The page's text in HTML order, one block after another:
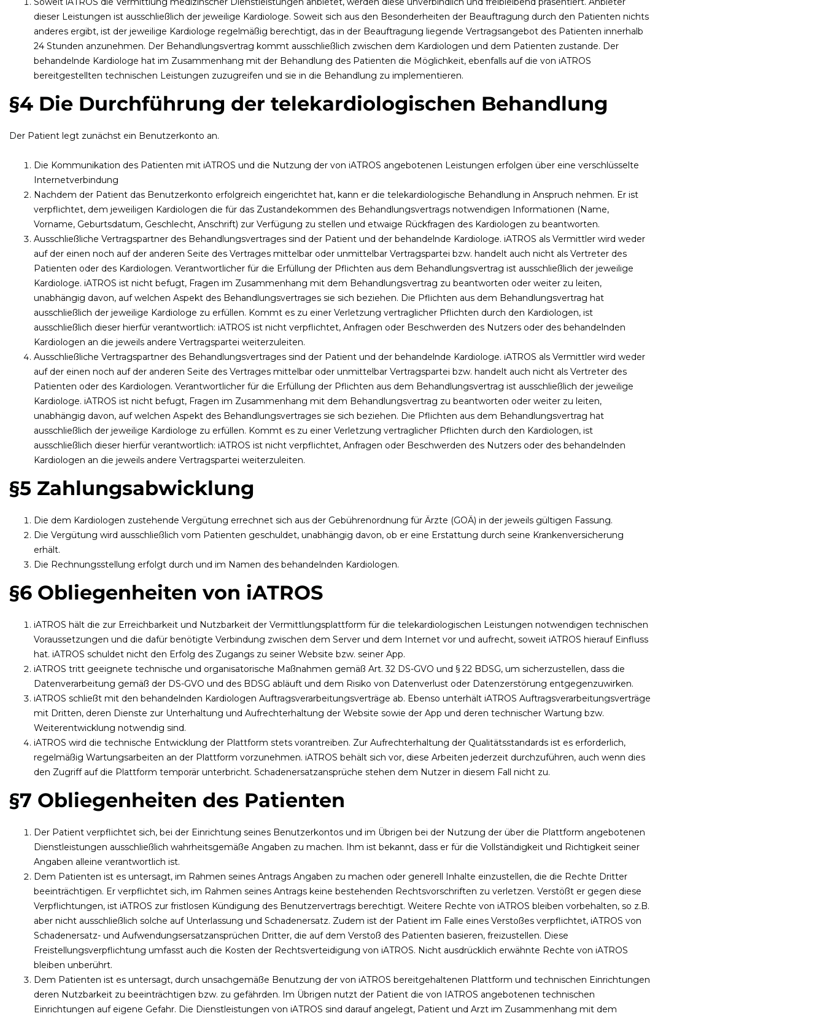
dieser Leistungen ist ausschließlich der jeweilige Kardiologe. Soweit sich aus den Besonderheiten der Beauftragung durch den Patienten nichts
anderes ergibt, ist der jeweilige Kardiologe regelmäßig berechtigt, das in der Beauftragung liegende Vertragsangebot des Patienten innerhalb
24 Stunden anzunehmen. Der Behandlungsvertrag kommt ausschließlich zwischen dem Kardiologen und dem Patienten zustande. Der
behandelnde Kardiologe hat im Zusammenhang mit der Behandlung des Patienten die Möglichkeit, ebenfalls auf die von iATROS
bereitgestellten technischen Leistungen zuzugreifen und sie in die Behandlung zu implementieren.
§4 Die Durchführung der telekardiologischen Behandlung
Der Patient legt zunächst ein Benutzerkonto an.
Die Kommunikation des Patienten mit iATROS und die Nutzung der von iATROS angebotenen Leistungen erfolgen über eine verschlüsselte
Internetverbindung
Nachdem der Patient das Benutzerkonto erfolgreich eingerichtet hat, kann er die telekardiologische Behandlung in Anspruch nehmen. Er ist
verpflichtet, dem jeweiligen Kardiologen die für das Zustandekommen des Behandlungsvertrags notwendigen Informationen (Name,
Vorname, Geburtsdatum, Geschlecht, Anschrift) zur Verfügung zu stellen und etwaige Rückfragen des Kardiologen zu beantworten.
Ausschließliche Vertragspartner des Behandlungsvertrages sind der Patient und der behandelnde Kardiologe. iATROS als Vermittler wird weder
auf der einen noch auf der anderen Seite des Vertrages mittelbar oder unmittelbar Vertragspartei bzw. handelt auch nicht als Vertreter des
Patienten oder des Kardiologen. Verantwortlicher für die Erfüllung der Pflichten aus dem Behandlungsvertrag ist ausschließlich der jeweilige
Kardiologe. iATROS ist nicht befugt, Fragen im Zusammenhang mit dem Behandlungsvertrag zu beantworten oder weiter zu leiten,
unabhängig davon, auf welchen Aspekt des Behandlungsvertrages sie sich beziehen. Die Pflichten aus dem Behandlungsvertrag hat
ausschließlich der jeweilige Kardiologe zu erfüllen. Kommt es zu einer Verletzung vertraglicher Pflichten durch den Kardiologen, ist
ausschließlich dieser hierfür verantwortlich: iATROS ist nicht verpflichtet, Anfragen oder Beschwerden des Nutzers oder des behandelnden
Kardiologen an die jeweils andere Vertragspartei weiterzuleiten.
Ausschließliche Vertragspartner des Behandlungsvertrages sind der Patient und der behandelnde Kardiologe. iATROS als Vermittler wird weder
auf der einen noch auf der anderen Seite des Vertrages mittelbar oder unmittelbar Vertragspartei bzw. handelt auch nicht als Vertreter des
Patienten oder des Kardiologen. Verantwortlicher für die Erfüllung der Pflichten aus dem Behandlungsvertrag ist ausschließlich der jeweilige
Kardiologe. iATROS ist nicht befugt, Fragen im Zusammenhang mit dem Behandlungsvertrag zu beantworten oder weiter zu leiten,
unabhängig davon, auf welchen Aspekt des Behandlungsvertrages sie sich beziehen. Die Pflichten aus dem Behandlungsvertrag hat
ausschließlich der jeweilige Kardiologe zu erfüllen. Kommt es zu einer Verletzung vertraglicher Pflichten durch den Kardiologen, ist
ausschließlich dieser hierfür verantwortlich: iATROS ist nicht verpflichtet, Anfragen oder Beschwerden des Nutzers oder des behandelnden
Kardiologen an die jeweils andere Vertragspartei weiterzuleiten.
§5 Zahlungsabwicklung
Die dem Kardiologen zustehende Vergütung errechnet sich aus der Gebührenordnung für Ärzte (GOÄ) in der jeweils gültigen Fassung.
Die Vergütung wird ausschließlich vom Patienten geschuldet, unabhängig davon, ob er eine Erstattung durch seine Krankenversicherung
erhält.
Die Rechnungsstellung erfolgt durch und im Namen des behandelnden Kardiologen.
§6 Obliegenheiten von iATROS
iATROS hält die zur Erreichbarkeit und Nutzbarkeit der Vermittlungsplattform für die telekardiologischen Leistungen notwendigen technischen
Voraussetzungen und die dafür benötigte Verbindung zwischen dem Server und dem Internet vor und aufrecht, soweit iATROS hierauf Einfluss
hat. iATROS schuldet nicht den Erfolg des Zugangs zu seiner Website bzw. seiner App.
iATROS tritt geeignete technische und organisatorische Maßnahmen gemäß Art. 32 DS-GVO und § 22 BDSG, um sicherzustellen, dass die
Datenverarbeitung gemäß der DS-GVO und des BDSG abläuft und dem Risiko von Datenverlust oder Datenzerstörung entgegenzuwirken.
iATROS schließt mit den behandelnden Kardiologen Auftragsverarbeitungsverträge ab. Ebenso unterhält iATROS Auftragsverarbeitungsverträge
mit Dritten, deren Dienste zur Unterhaltung und Aufrechterhaltung der Website sowie der App und deren technischer Wartung bzw.
Weiterentwicklung notwendig sind.
iATROS wird die technische Entwicklung der Plattform stets vorantreiben. Zur Aufrechterhaltung der Qualitätsstandards ist es erforderlich,
regelmäßig Wartungsarbeiten an der Plattform vorzunehmen. iATROS behält sich vor, diese Arbeiten jederzeit durchzuführen, auch wenn dies
den Zugriff auf die Plattform temporär unterbricht. Schadenersatzansprüche stehen dem Nutzer in diesem Fall nicht zu.
§7 Obliegenheiten des Patienten
Der Patient verpflichtet sich, bei der Einrichtung seines Benutzerkontos und im Übrigen bei der Nutzung der über die Plattform angebotenen
Dienstleistungen ausschließlich wahrheitsgemäße Angaben zu machen. Ihm ist bekannt, dass er für die Vollständigkeit und Richtigkeit seiner
Angaben alleine verantwortlich ist.
Dem Patienten ist es untersagt, im Rahmen seines Antrags Angaben zu machen oder generell Inhalte einzustellen, die die Rechte Dritter
beeinträchtigen. Er verpflichtet sich, im Rahmen seines Antrags keine bestehenden Rechtsvorschriften zu verletzen. Verstößt er gegen diese
Verpflichtungen, ist iATROS zur fristlosen Kündigung des Benutzervertrags berechtigt. Weitere Rechte von iATROS bleiben vorbehalten, so z.B.
aber nicht ausschließlich solche auf Unterlassung und Schadenersatz. Zudem ist der Patient im Falle eines Verstoßes verpflichtet, iATROS von
Schadenersatz- und Aufwendungsersatzansprüchen Dritter, die auf dem Verstoß des Patienten basieren, freizustellen. Diese
Freistellungsverpflichtung umfasst auch die Kosten der Rechtsverteidigung von iATROS. Nicht ausdrücklich erwähnte Rechte von iATROS
bleiben unberührt.
Dem Patienten ist es untersagt, durch unsachgemäße Benutzung der von iATROS bereitgehaltenen Plattform und technischen Einrichtungen
deren Nutzbarkeit zu beeinträchtigen bzw. zu gefährden. Im Übrigen nutzt der Patient die von IATROS angebotenen technischen
Einrichtungen auf eigene Gefahr. Die Dienstleistungen von iATROS sind darauf angelegt, Patient und Arzt im Zusammenhang mit dem